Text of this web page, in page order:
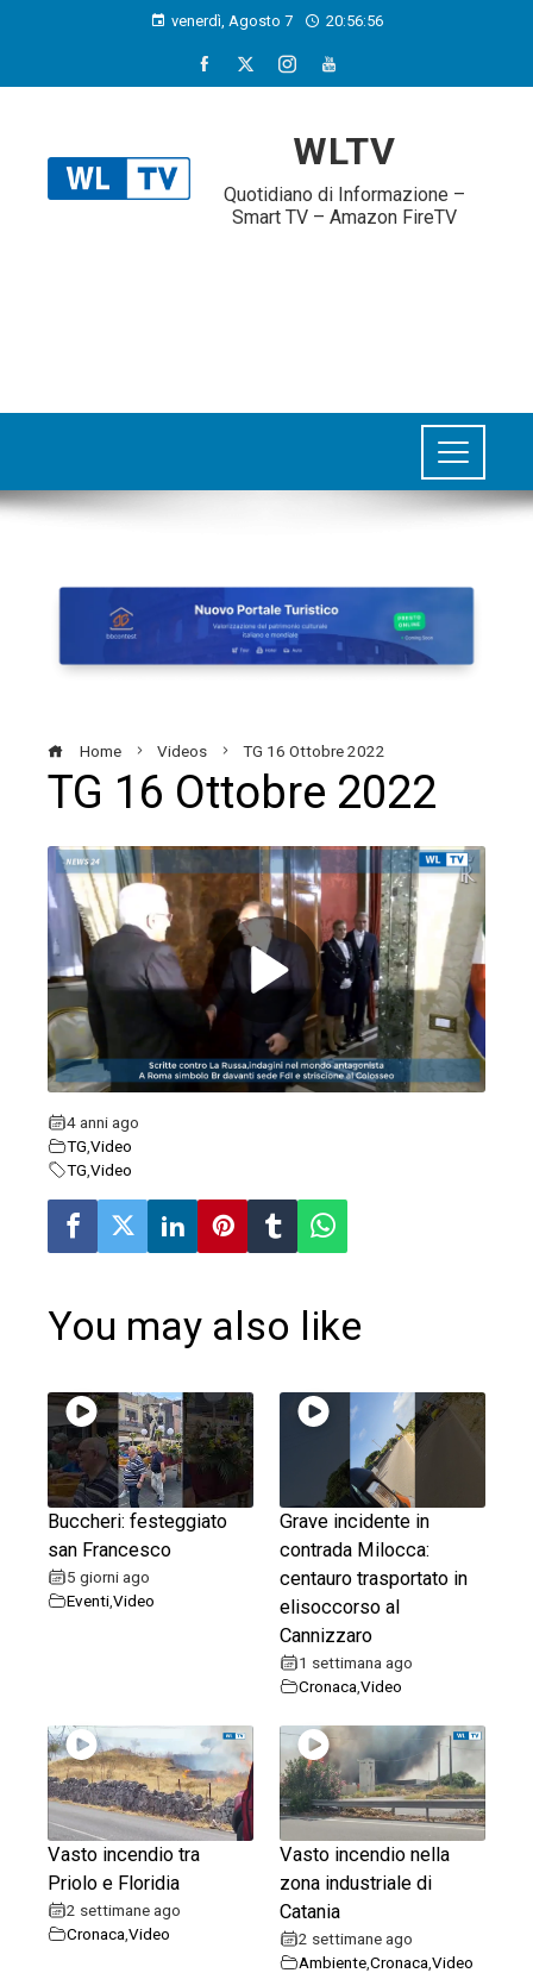
venerdì, Agosto 7 20:56:56
WLTV
Quotidiano di Informazione –
Smart TV – Amazon FireTV
Home Videos TG 16 Ottobre 2022
TG 16 Ottobre 2022
4 anni ago
TG Video
TG Video
You may also like
Buccheri: festeggiato
san Francesco
5 giorni ago
EventiVideo
Grave incidente in
contrada Milocca:
centauro trasportato in
elisoccorso al
Cannizzaro
1 settimana ago
Cronaca ,Video
Vasto incendio tra
Priolo e Floridia
2 settimane ago
Cronaca Video
Vasto incendio nella
zona industriale di
Catania
2 settimane ago
Ambiente,Cronaca ,Video